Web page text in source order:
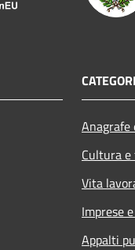
Cultura
Vita
Imprese
Appalti